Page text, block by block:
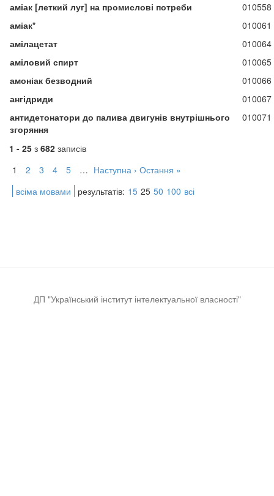
аміак [леткий луг] на промислові потреби
010558
аміак*
010061
амілацетат
010064
аміловий спирт
010065
амоніак безводний
010066
ангідриди
010067
антидетонатори до палива двигунів внутрішнього
згоряння
010071
1 - 25 з 682 записів
1
2 3 4 5 … Наступна › Остання »
всіма мовами
результатів: 15 25 50 100 всі
ДП "Український інститут інтелектуальної власності"